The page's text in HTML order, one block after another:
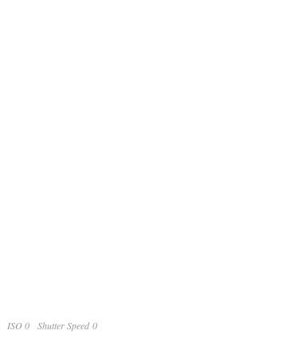
ISO 0 Shutter Speed 0